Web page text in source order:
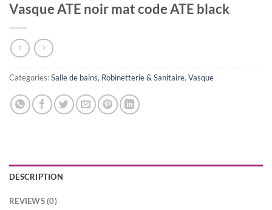
Vasque ATE noir mat code ATE black
Categories:Salle de bains, Robinetterie & Sanitaire, Vasque
DESCRIPTION
REVIEWS (0)